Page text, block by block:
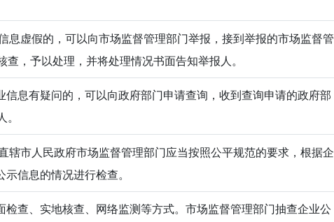
虚假的，可以向市场监督管理部门举报，接到举报的市场监督管
，予以处理，并将处理情况书面告知举报人。
息有疑问的，可以向政府部门申请查询，收到查询申请的政府部
市人民政府市场监督管理部门应当按照公平规范的要求，根据企
信息的情况进行检查。
查、实地核查、网络监测等方式。市场监督管理部门抽查企业公